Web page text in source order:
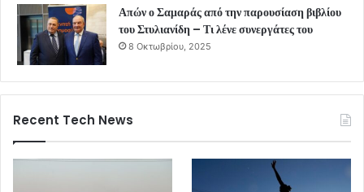
Απών ο Σαμαράς από την παρουσίαση βιβλίου
του Στυλιανίδη – Τι λένε συνεργάτες του
8 Οκτωβρίου, 2025
Recent Tech News